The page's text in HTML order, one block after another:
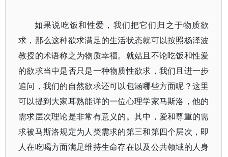
如果说吃饭和性爱，我们把它们归之于物质欲
求，那么这种欲求满足的生活状态就可以按照杨泽波
教授的术语称之为物质幸福。就姑且不论吃饭和性爱
的欲求当中是否只是一种物质性欲求，我们且进一步
追问，我们的自然欲求还可以包涵哪些方面呢？这里
可以提到大家耳熟能详的一位心理学家马斯洛，他的
需求层次理论是非常有意义的。其中，爱和尊重的需
求被马斯洛规定为人类需求的第三和第四个层次，即
人在吃喝方面满足维持生命存在以及公共领域的人身